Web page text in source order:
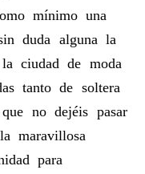
mínimo una
duda alguna la
ciudad de moda
tanto de soltera
no dejéis pasar
maravillosa
para